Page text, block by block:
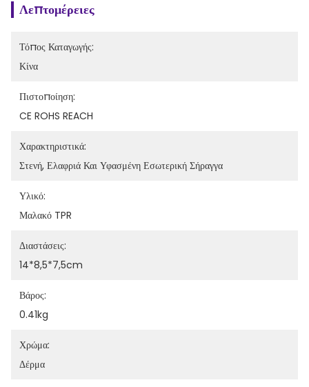
Λεπτομέρειες
Τόπος Καταγωγής:
Κίνα
Πιστοποίηση:
CE ROHS REACH
Χαρακτηριστικά:
Στενή, Ελαφριά Και Υφασμένη Εσωτερική Σήραγγα
Υλικό:
Μαλακό TPR
Διαστάσεις:
14*8,5*7,5cm
Βάρος:
0.41kg
Χρώμα:
Δέρμα